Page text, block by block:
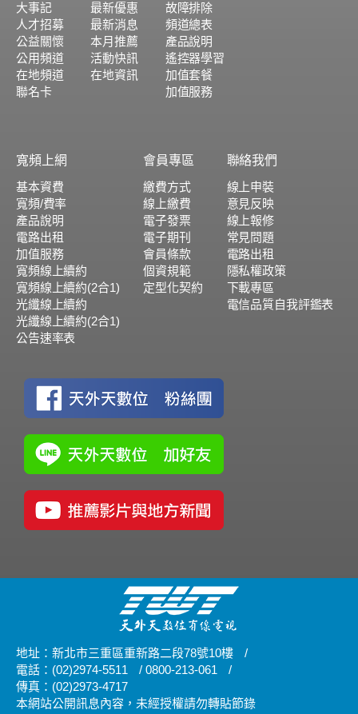
大事記
人才招募
公益關懷
公用頻道
在地頻道
聯名卡
最新優惠
最新消息
本月推薦
活動快訊
在地資訊
故障排除
頻道總表
產品說明
遙控器學習
加值套餐
加值服務
寬頻上網
基本資費
寬頻/費率
產品說明
電路出租
加值服務
寬頻線上續約
寬頻線上續約(2合1)
光纖線上續約
光纖線上續約(2合1)
公告速率表
會員專區
繳費方式
線上繳費
電子發票
電子期刊
會員條款
個資規範
定型化契約
聯絡我們
線上申裝
意見反映
線上報修
常見問題
電路出租
隱私權政策
下載專區
電信品質自我評鑑表
地址：新北市三重區重新路二段78號10樓
/
電話：(02)2974-5511
/ 0800-213-061
/
傳真：(02)2973-4717
本網站公開訊息內容，未經授權請勿轉貼節錄